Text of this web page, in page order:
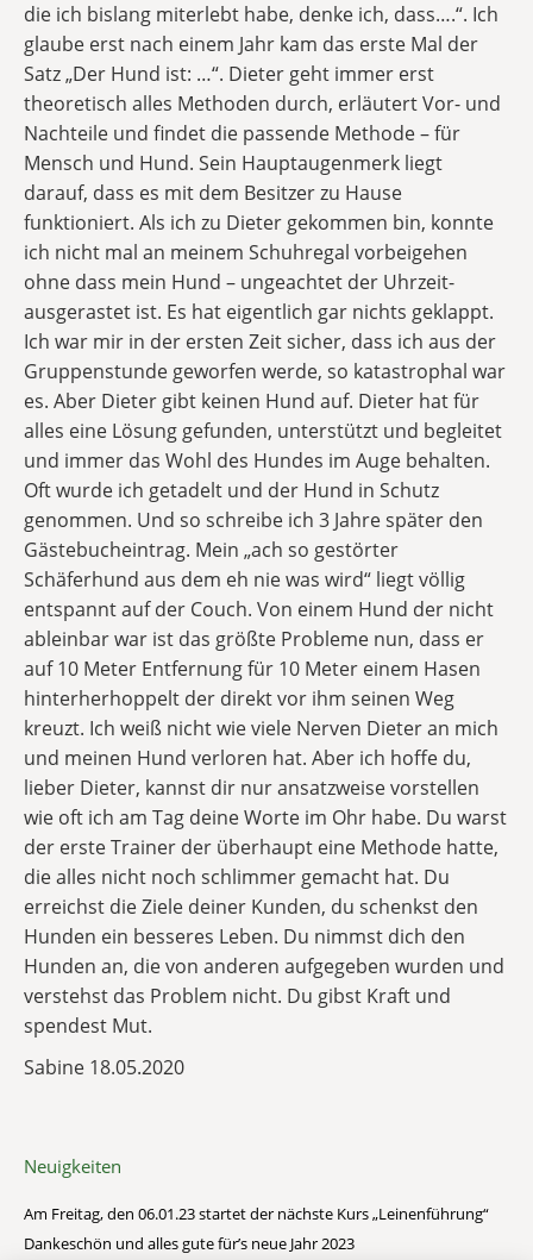
die ich bislang miterlebt habe, denke ich, dass….“. Ich
glaube erst nach einem Jahr kam das erste Mal der
Satz „Der Hund ist: …“. Dieter geht immer erst
theoretisch alles Methoden durch, erläutert Vor- und
Nachteile und findet die passende Methode – für
Mensch und Hund. Sein Hauptaugenmerk liegt
darauf, dass es mit dem Besitzer zu Hause
funktioniert. Als ich zu Dieter gekommen bin, konnte
ich nicht mal an meinem Schuhregal vorbeigehen
ohne dass mein Hund – ungeachtet der Uhrzeit-
ausgerastet ist. Es hat eigentlich gar nichts geklappt.
Ich war mir in der ersten Zeit sicher, dass ich aus der
Gruppenstunde geworfen werde, so katastrophal war
es. Aber Dieter gibt keinen Hund auf. Dieter hat für
alles eine Lösung gefunden, unterstützt und begleitet
und immer das Wohl des Hundes im Auge behalten.
Oft wurde ich getadelt und der Hund in Schutz
genommen. Und so schreibe ich 3 Jahre später den
Gästebucheintrag. Mein „ach so gestörter
Schäferhund aus dem eh nie was wird“ liegt völlig
entspannt auf der Couch. Von einem Hund der nicht
ableinbar war ist das größte Probleme nun, dass er
auf 10 Meter Entfernung für 10 Meter einem Hasen
hinterherhoppelt der direkt vor ihm seinen Weg
kreuzt. Ich weiß nicht wie viele Nerven Dieter an mich
und meinen Hund verloren hat. Aber ich hoffe du,
lieber Dieter, kannst dir nur ansatzweise vorstellen
wie oft ich am Tag deine Worte im Ohr habe. Du warst
der erste Trainer der überhaupt eine Methode hatte,
die alles nicht noch schlimmer gemacht hat. Du
erreichst die Ziele deiner Kunden, du schenkst den
Hunden ein besseres Leben. Du nimmst dich den
Hunden an, die von anderen aufgegeben wurden und
verstehst das Problem nicht. Du gibst Kraft und
spendest Mut.
Sabine 18.05.2020
Neuigkeiten
Am Freitag, den 06.01.23 startet der nächste Kurs „Leinenführung“
Dankeschön und alles gute für’s neue Jahr 2023